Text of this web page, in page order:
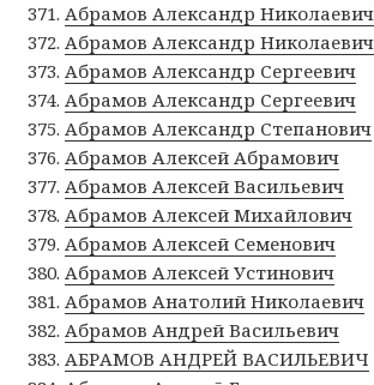
Абрамов Александр Николаевич
Абрамов Александр Николаевич
Абрамов Александр Сергеевич
Абрамов Александр Сергеевич
Абрамов Александр Степанович
Абрамов Алексей Абрамович
Абрамов Алексей Васильевич
Абрамов Алексей Михайлович
Абрамов Алексей Семенович
Абрамов Алексей Устинович
Абрамов Анатолий Николаевич
Абрамов Андрей Васильевич
АБРАМОВ АНДРЕЙ ВАСИЛЬЕВИЧ